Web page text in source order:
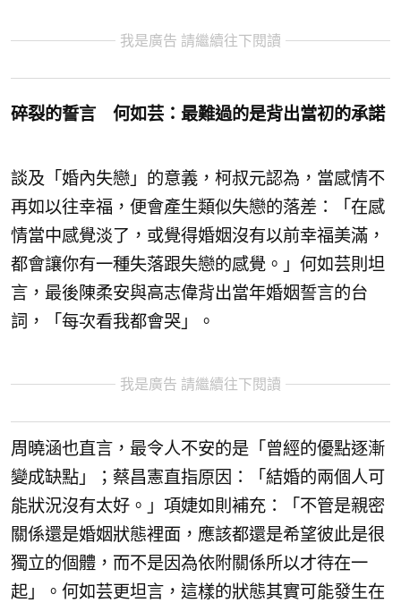
我是廣告 請繼續往下閱讀
碎裂的誓言 何如芸：最難過的是背出當初的承諾
談及「婚內失戀」的意義，柯叔元認為，當感情不
再如以往幸福， 便會產生類似失戀的落差：「在感
情當中感覺淡了， 或覺得婚姻沒有以前幸福美滿，
都會讓你有一種失落跟失戀的感覺。 」何如芸則坦
言，最後陳柔安與⾼志偉背出當年婚姻誓言的台
詞，「 每次看我都會哭」。
我是廣告 請繼續往下閱讀
周曉涵也直言，最令人不安的是「 曾經的優點逐漸
變成缺點」；蔡昌憲直指原因：「 結婚的兩個人可
能狀況沒有太好。」項婕如則補充：「 不管是親密
關係還是婚姻狀態裡面， 應該都還是希望彼此是很
獨立的個體， 而不是因為依附關係所以才待在一
起」。何如芸更坦言， 這樣的狀態其實可能發生在